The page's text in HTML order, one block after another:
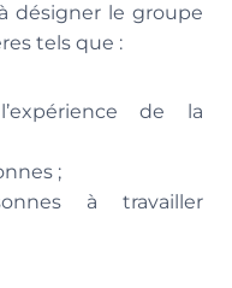
désigner le groupe
tels que :
de la
;
à travailler